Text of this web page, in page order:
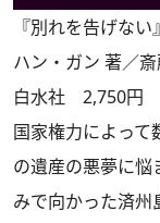
『別れを告げない』
ハン・ガン 著／
白水社 2,750円
国家権力によって
の遺産の悪夢に
みで向かった済州